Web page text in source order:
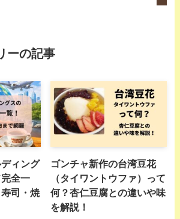
ーの記事
ィング
全一
司・焼
ゴンチャ新作の台湾豆花
（タイワントウファ）って
何？杏仁豆腐との違いや味
を解説！